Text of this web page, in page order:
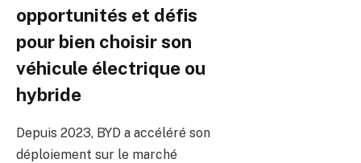
opportunités et défis
pour bien choisir son
véhicule électrique ou
hybride
Depuis 2023, BYD a accéléré son
déploiement sur le marché